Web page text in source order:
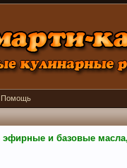
эфирные и базовые
Помощь